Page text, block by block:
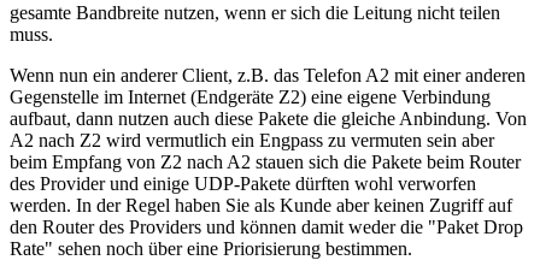
gesamte Bandbreite nutzen, wenn er sich die Leitung nicht teilen
muss.
Wenn nun ein anderer Client, z.B. das Telefon A2 mit einer anderen
Gegenstelle im Internet (Endgeräte Z2) eine eigene Verbindung
aufbaut, dann nutzen auch diese Pakete die gleiche Anbindung. Von
A2 nach Z2 wird vermutlich ein Engpass zu vermuten sein aber
beim Empfang von Z2 nach A2 stauen sich die Pakete beim Router
des Provider und einige UDP-Pakete dürften wohl verworfen
werden. In der Regel haben Sie als Kunde aber keinen Zugriff auf
den Router des Providers und können damit weder die "Paket Drop
Rate" sehen noch über eine Priorisierung bestimmen.